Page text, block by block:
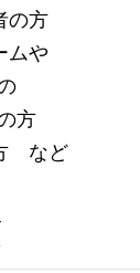
の方
ムや
方
など